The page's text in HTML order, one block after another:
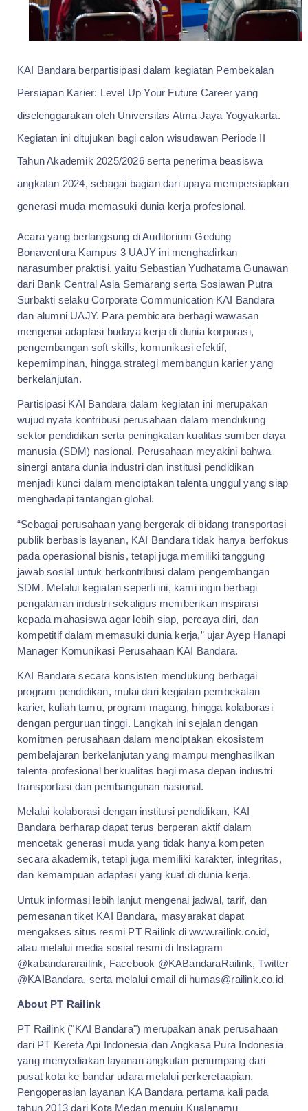
KAI Bandara berpartisipasi dalam kegiatan Pembekalan
Persiapan Karier: Level Up Your Future Career yang
diselenggarakan oleh Universitas Atma Jaya Yogyakarta.
Kegiatan ini ditujukan bagi calon wisudawan Periode II
Tahun Akademik 2025/2026 serta penerima beasiswa
angkatan 2024, sebagai bagian dari upaya mempersiapkan
generasi muda memasuki dunia kerja profesional.
Acara yang berlangsung di Auditorium Gedung
Bonaventura Kampus 3 UAJY ini menghadirkan
narasumber praktisi, yaitu Sebastian Yudhatama Gunawan
dari Bank Central Asia Semarang serta Sosiawan Putra
Surbakti selaku Corporate Communication KAI Bandara
dan alumni UAJY. Para pembicara berbagi wawasan
mengenai adaptasi budaya kerja di dunia korporasi,
pengembangan soft skills, komunikasi efektif,
kepemimpinan, hingga strategi membangun karier yang
berkelanjutan.
Partisipasi KAI Bandara dalam kegiatan ini merupakan
wujud nyata kontribusi perusahaan dalam mendukung
sektor pendidikan serta peningkatan kualitas sumber daya
manusia (SDM) nasional. Perusahaan meyakini bahwa
sinergi antara dunia industri dan institusi pendidikan
menjadi kunci dalam menciptakan talenta unggul yang siap
menghadapi tantangan global.
“Sebagai perusahaan yang bergerak di bidang transportasi
publik berbasis layanan, KAI Bandara tidak hanya berfokus
pada operasional bisnis, tetapi juga memiliki tanggung
jawab sosial untuk berkontribusi dalam pengembangan
SDM. Melalui kegiatan seperti ini, kami ingin berbagi
pengalaman industri sekaligus memberikan inspirasi
kepada mahasiswa agar lebih siap, percaya diri, dan
kompetitif dalam memasuki dunia kerja,” ujar Ayep Hanapi
Manager Komunikasi Perusahaan KAI Bandara.
KAI Bandara secara konsisten mendukung berbagai
program pendidikan, mulai dari kegiatan pembekalan
karier, kuliah tamu, program magang, hingga kolaborasi
dengan perguruan tinggi. Langkah ini sejalan dengan
komitmen perusahaan dalam menciptakan ekosistem
pembelajaran berkelanjutan yang mampu menghasilkan
talenta profesional berkualitas bagi masa depan industri
transportasi dan pembangunan nasional.
Melalui kolaborasi dengan institusi pendidikan, KAI
Bandara berharap dapat terus berperan aktif dalam
mencetak generasi muda yang tidak hanya kompeten
secara akademik, tetapi juga memiliki karakter, integritas,
dan kemampuan adaptasi yang kuat di dunia kerja.
Untuk informasi lebih lanjut mengenai jadwal, tarif, dan
pemesanan tiket KAI Bandara, masyarakat dapat
mengakses situs resmi PT Railink di www.railink.co.id,
atau melalui media sosial resmi di Instagram
@kabandararailink, Facebook @KABandaraRailink, Twitter
@KAIBandara, serta melalui email di humas@railink.co.id
About PT Railink
PT Railink ("KAI Bandara") merupakan anak perusahaan
dari PT Kereta Api Indonesia dan Angkasa Pura Indonesia
yang menyediakan layanan angkutan penumpang dari
pusat kota ke bandar udara melalui perkeretaapian.
Pengoperasian layanan KA Bandara pertama kali pada
tahun 2013 dari Kota Medan menuju Kualanamu